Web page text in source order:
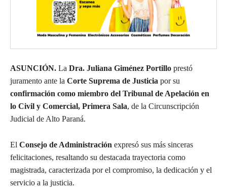
ASUNCIÓN. La Dra. Juliana Giménez Portillo prestó
juramento ante la Corte Suprema de Justicia por su
confirmación como miembro del Tribunal de Apelación en
lo Civil y Comercial, Primera Sala, de la Circunscripción
Judicial de Alto Paraná.
El Consejo de Administración expresó sus más sinceras
felicitaciones, resaltando su destacada trayectoria como
magistrada, caracterizada por el compromiso, la dedicación y el
servicio a la justicia.